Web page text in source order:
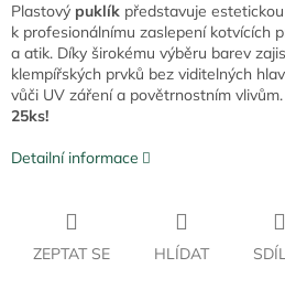
Plastový puklík představuje
k profesionálnímu zaslepení kotvících
a atik. Díky širokému výběru barev
klempířských prvků bez viditelných
vůči UV záření a povětrnostním vlivům.
25ks!
Detailní informace
ZEPTAT SE HLÍDAT